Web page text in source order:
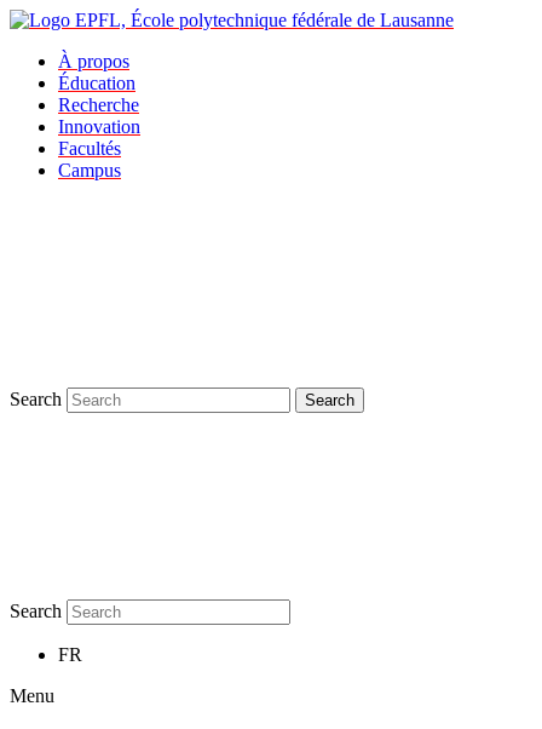
À propos
Éducation
Recherche
Innovation
Facultés
Campus
Search Search
Search
FR
Menu